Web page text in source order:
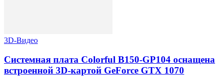
3D-Видео
Системная плата Colorful B150-GP104 оснащена
встроенной 3D-картой GeForce GTX 1070